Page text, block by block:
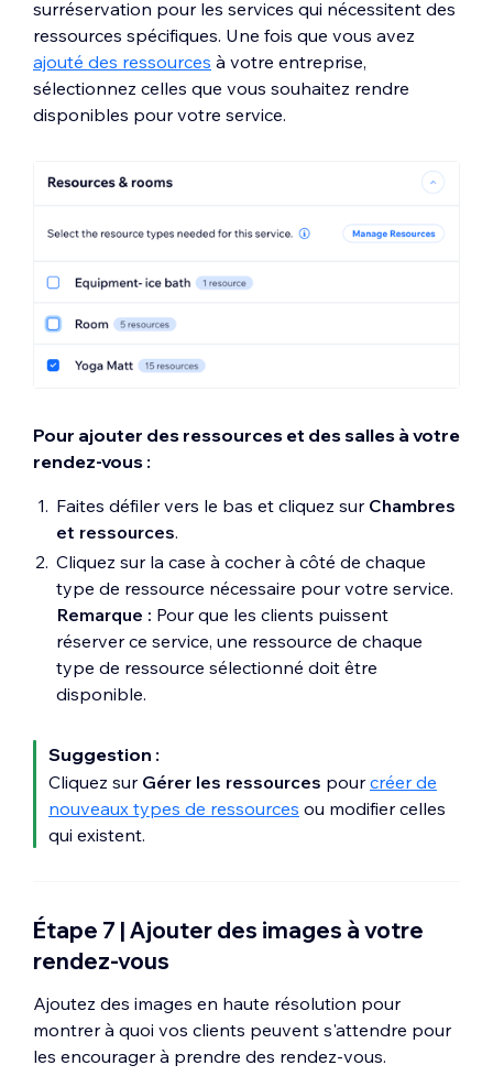
surréservation pour les services qui nécessitent des
ressources spécifiques. Une fois que vous avez
ajouté des ressources à votre entreprise,
sélectionnez celles que vous souhaitez rendre
disponibles pour votre service.
Pour ajouter des ressources et des salles à votre
rendez-vous :
Faites défiler vers le bas et cliquez sur Chambres
et ressources.
Cliquez sur la case à cocher à côté de chaque
type de ressource nécessaire pour votre service.
Remarque : Pour que les clients puissent
réserver ce service, une ressource de chaque
type de ressource sélectionné doit être
disponible.
Suggestion :
Cliquez sur Gérer les ressources pourcréer de
nouveaux types de ressources ou modifier celles
qui existent.
Étape 7 | Ajouter des images à votre
rendez-vous
Ajoutez des images en haute résolution pour
montrer à quoi vos clients peuvent s'attendre pour
les encourager à prendre des rendez-vous.